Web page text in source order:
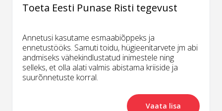
Toeta Eesti Punase Risti tegevust
Annetusi kasutame esmaabiõppeks ja
ennetustööks. Samuti toidu, hügieenitarvete jm abi
andmiseks vähekindlustatud inimestele ning
selleks, et olla alati valmis abistama kriiside ja
suurõnnetuste korral.
Vaata lisa